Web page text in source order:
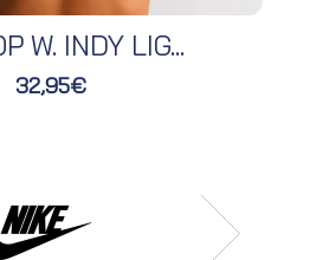
W. INDY LIG...
32,95€